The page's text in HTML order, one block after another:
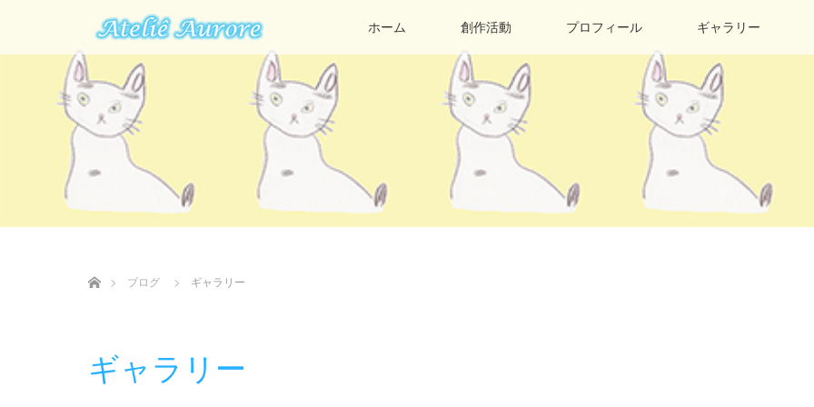
ホーム 創作活動 プロフィール ギャラリー
ブログ
ギャラリー
ギャラリー